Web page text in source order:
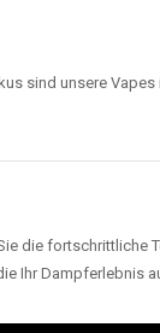
sind unsere Vapes
die fortschrittliche
Ihr Dampferlebnis